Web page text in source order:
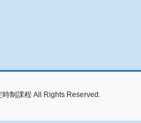
制課程 All Rights Reserved.